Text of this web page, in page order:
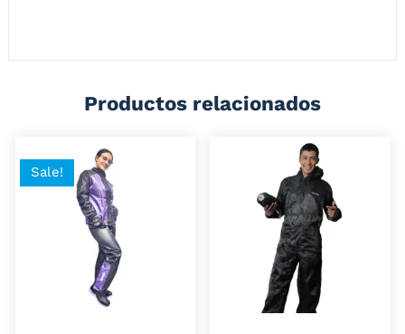
Productos relacionados
Sale!